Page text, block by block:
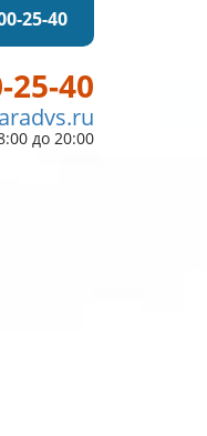
25-40
25-40
до 20:00